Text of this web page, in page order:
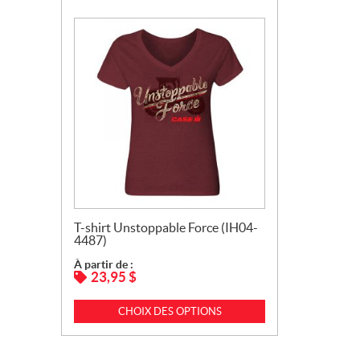
T-shirt Unstoppable Force (IH04-
4487)
À partir de :
23,95 $
CHOIX DES OPTIONS